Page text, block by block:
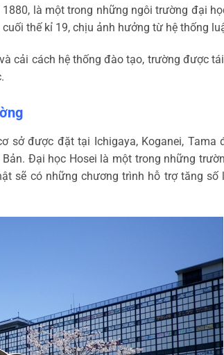
là một trong những ngôi trường đại
thế kỉ 19, chịu ảnh hưởng từ hệ thống
cải cách hệ thống đào tạo, trường được
sở được đặt tại Ichigaya, Koganei,
Đại học Hosei là một trong những
sẽ có những chương trình hỗ trợ tăng